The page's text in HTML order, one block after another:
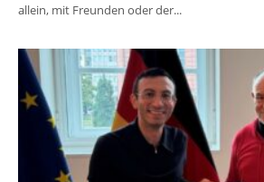
allein, mit Freunden oder der...